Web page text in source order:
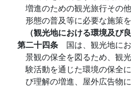
増進のための観光旅行その
形態の普及等に必要な施策
（観光地における環境及び
第二十四条 国は、観光地に
景観の保全を図るため、観
験活動を通じた環境の保全
び理解の増進、屋外広告物